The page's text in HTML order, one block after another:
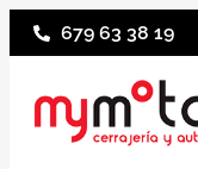
679 63 38 19